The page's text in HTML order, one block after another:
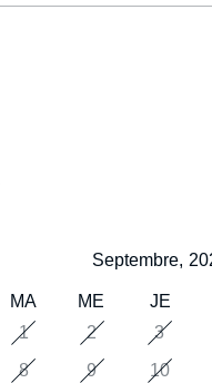
Septembre,
MA ME JE
1 2 3
8 9 10